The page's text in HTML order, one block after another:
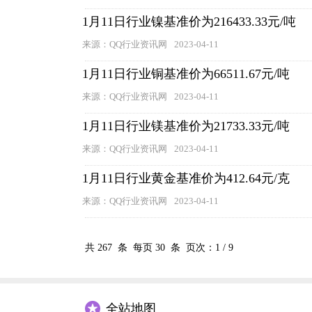
1月11日行业镍基准价为216433.33元/吨
来源：QQ行业资讯网 2023-04-11
1月11日行业铜基准价为66511.67元/吨
来源：QQ行业资讯网 2023-04-11
1月11日行业镁基准价为21733.33元/吨
来源：QQ行业资讯网 2023-04-11
1月11日行业黄金基准价为412.64元/克
来源：QQ行业资讯网 2023-04-11
共 267 条 每页 30 条 页次： 1 / 9
全站地图